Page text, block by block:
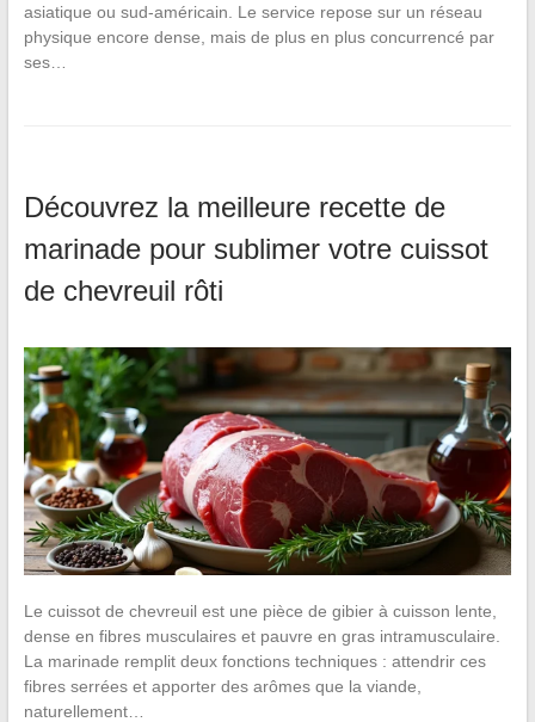
asiatique ou sud-américain. Le service repose sur un réseau
physique encore dense, mais de plus en plus concurrencé par
ses…
Découvrez la meilleure recette de
marinade pour sublimer votre cuissot
de chevreuil rôti
Le cuissot de chevreuil est une pièce de gibier à cuisson lente,
dense en fibres musculaires et pauvre en gras intramusculaire.
La marinade remplit deux fonctions techniques : attendrir ces
fibres serrées et apporter des arômes que la viande,
naturellement…